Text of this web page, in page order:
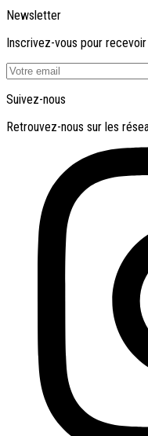
Newsletter
Inscrivez-vous pour
Suivez-nous
Retrouvez-nous sur les